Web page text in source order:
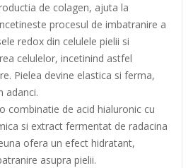
de colagen, ajuta la
procesul de imbatranire a
redox din celulele pielii si
celulelor, incetinind astfel
Pielea devine elastica si ferma,
adanci.
combinatie de acid hialuronic cu
si extract fermentat de radacina
ofera un efect hidratant,
asupra pielii.